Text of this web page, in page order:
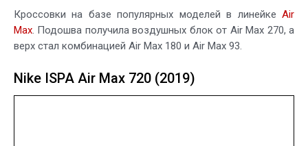
Кроссовки на базе популярных моделей в линейке Air
Max . Подошва получила воздушных блок от Air Max 270, а
верх стал комбинацией Air Max 180 и Air Max 93.
Nike ISPA Air Max 720 (2019)